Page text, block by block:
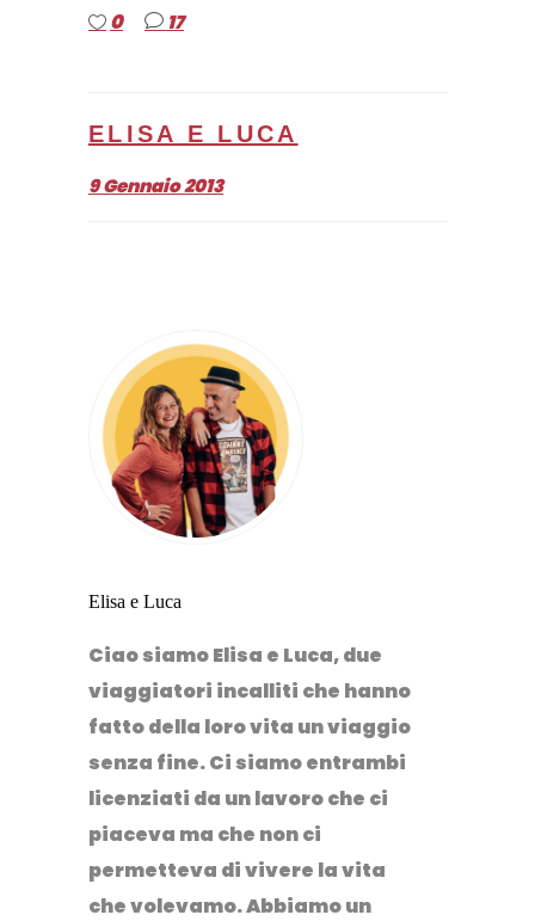
0 17
ELISA E LUCA
9 Gennaio 2013
Elisa e Luca
Ciao siamo Elisa e Luca, due
viaggiatori incalliti che hanno
fatto della loro vita un viaggio
senza fine. Ci siamo entrambi
licenziati da un lavoro che ci
piaceva ma che non ci
permetteva di vivere la vita
che volevamo. Abbiamo un